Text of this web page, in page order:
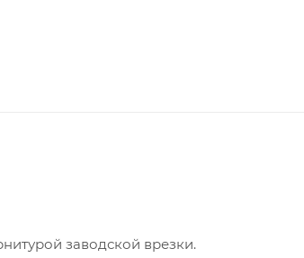
заводской врезки.